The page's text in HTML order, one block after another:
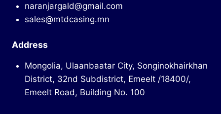
naranjargald@gmail.com
sales@mtdcasing.mn
Address
Mongolia, Ulaanbaatar City, Songinokhairkhan
District, 32nd Subdistrict, Emeelt /18400/,
Emeelt Road, Building No. 100